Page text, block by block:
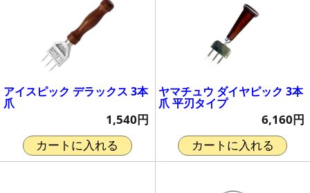
アイスピック デラックス 3本
爪
1,540円
カートに入れる
ヤマチュウ ダイヤピック 3本
爪 平刃タイプ
6,160円
カートに入れる